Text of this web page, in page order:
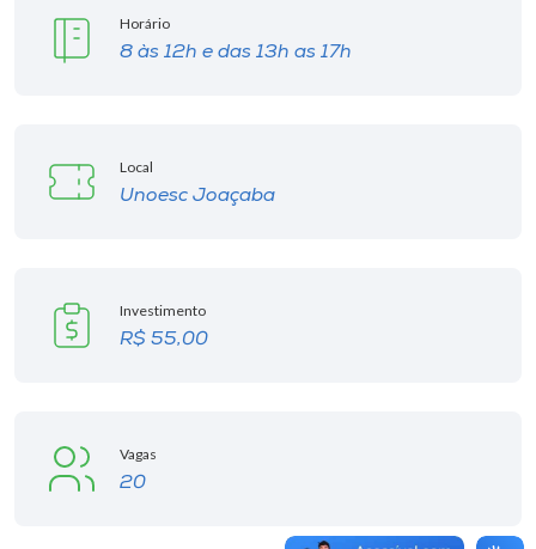
Horário
8 às 12h e das 13h as 17h
Local
Unoesc Joaçaba
Investimento
R$ 55,00
Vagas
20